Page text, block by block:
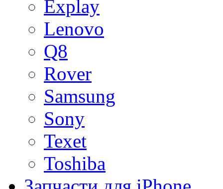
Explay
Lenovo
Q8
Rover
Samsung
Sony
Texet
Toshiba